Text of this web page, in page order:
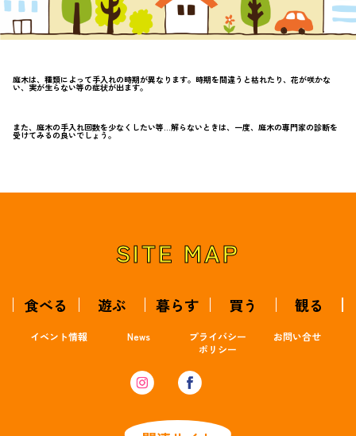
庭木は、種類によって手入れの時期が異なります。時期を間違うと枯れたり、花が咲かな
い、実が生らない等の症状が出ます。
また、庭木の手入れ回数を少なくしたい等…解らないときは、一度、庭木の専門家の診断を
受けてみるの良いでしょう。
SITE MAP
食べる 遊ぶ 暮らす 買う 観る
イベント情報 News
プライバシー
ポリシー
お問い合せ